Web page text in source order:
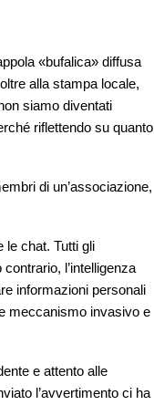
«bufalica» diffusa
alla stampa locale,
siamo diventati
riflettendo su quanto
di un’associazione,
le chat. Tutti gli
l’intelligenza
informazioni personali
meccanismo invasivo e
e attento alle
l’avvertimento ci ha